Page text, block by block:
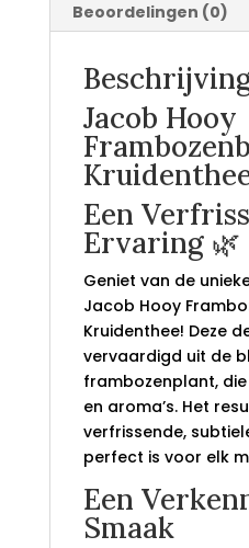
Beoordelingen (0)
Jacob Hooy
Een
Ervaring 🌿
Geniet van de
Jacob Hooy
Kruidenthee! Deze
vervaardigd uit de
frambozenplant,
en aroma’s. Het
verfrissende,
perfect is voor elk
Een
Smaak